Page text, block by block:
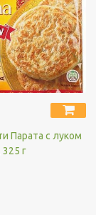
Парата с луком
325 г